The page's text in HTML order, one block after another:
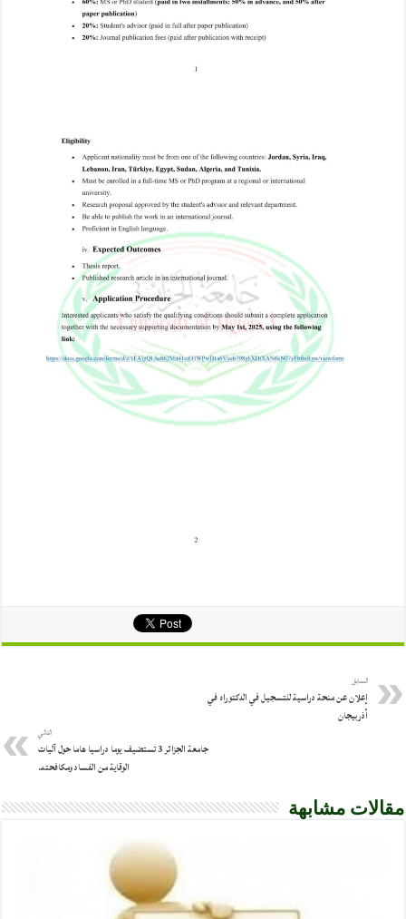
السابق
إعلان عن منحة دراسية للتسجيل في الدكتوراه في
أذربيجان
التالي
جامعة الجزائر 3 تستضيف يوما دراسيا هاما حول آليات
الوقاية من الفساد ومكافحته.
مقالات مشابهة